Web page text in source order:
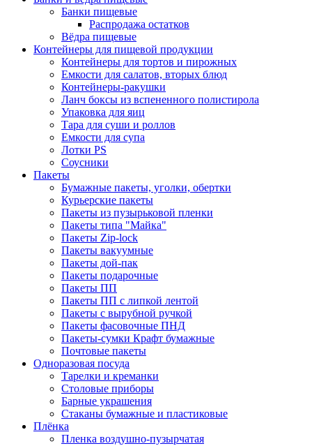
Банки пищевые
Распродажа остатков
Вёдра пищевые
Контейнеры для пищевой продукции
Контейнеры для тортов и пирожных
Емкости для салатов, вторых блюд
Контейнеры-ракушки
Ланч боксы из вспененного полистирола
Упаковка для яиц
Тара для суши и роллов
Емкости для супа
Лотки PS
Соусники
Пакеты
Бумажные пакеты, уголки, обертки
Курьерские пакеты
Пакеты из пузырьковой пленки
Пакеты типа "Майка"
Пакеты Zip-lock
Пакеты вакуумные
Пакеты дой-пак
Пакеты подарочные
Пакеты ПП
Пакеты ПП с липкой лентой
Пакеты с вырубной ручкой
Пакеты фасовочные ПНД
Пакеты-сумки Крафт бумажные
Почтовые пакеты
Одноразовая посуда
Тарелки и креманки
Столовые приборы
Барные украшения
Стаканы бумажные и пластиковые
Плёнка
Пленка воздушно-пузырчатая